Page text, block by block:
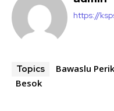
https://
Topics
Bawaslu
Besok